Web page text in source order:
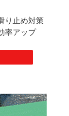
り止め対策
率アップ